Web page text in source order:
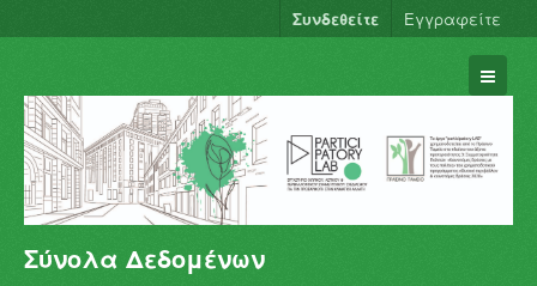
Συνδεθείτε Εγγραφείτε
Σύνολα Δεδομένων
Σύνολα Δεδομένων